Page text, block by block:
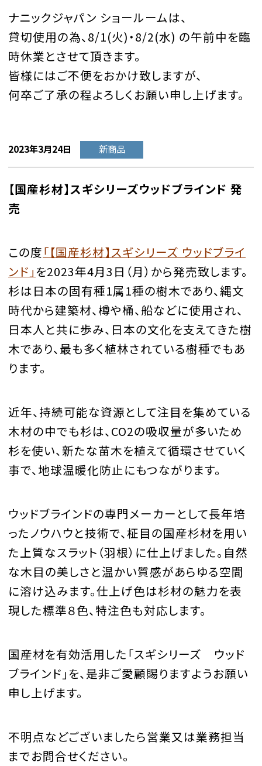
ナニックジャパン ショールームは、
貸切使用の為、8/1(火)・8/2(水) の午前中を臨
時休業とさせて頂きます。
皆様にはご不便をおかけ致しますが、
何卒ご了承の程よろしくお願い申し上げます。
2023年3月24日 新商品
【国産杉材】スギシリーズウッドブラインド 発
売
この度「【国産杉材】スギシリーズ ウッドブライ
ンド」を2023年4月3日（月）から発売致します。
杉は日本の固有種1属1種の樹木であり、縄文
時代から建築材、樽や桶、船などに使用され、
日本人と共に歩み、日本の文化を支えてきた樹
木であり、最も多く植林されている樹種でもあ
ります。
近年、持続可能な資源として注目を集めている
木材の中でも杉は、CO2の吸収量が多いため
杉を使い、新たな苗木を植えて循環させていく
事で、地球温暖化防止にもつながります。
ウッドブラインドの専門メーカーとして長年培
ったノウハウと技術で、柾目の国産杉材を用い
た上質なスラット（羽根）に仕上げました。自然
な木目の美しさと温かい質感があらゆる空間
に溶け込みます。仕上げ色は杉材の魅力を表
現した標準８色、特注色も対応します。
国産材を有効活用した「スギシリーズ ウッド
ブラインド」を、是非ご愛顧賜りますようお願い
申し上げます。
不明点などございましたら営業又は業務担当
までお問合せください。